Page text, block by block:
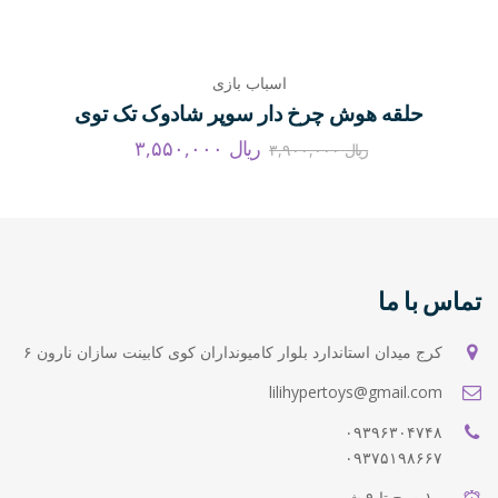
اسباب بازی
حلقه هوش چرخ دار سوپر شادوک تک توی
ریال ریال۳,۹۰۰,۰۰۰
تماس با ما
کرج میدان استاندارد بلوار کامیونداران کوی کابینت سازان نارون ۶
lilihypertoys@gmail.com
۰۹۳۹۶۳۰۴۷۴۸
۰۹۳۷۵۱۹۸۶۶۷